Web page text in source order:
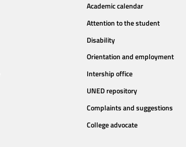
Academic calendar
Attention to the student
Disability
Orientation and employment
Intership office
UNED repository
Complaints and suggestions
College advocate